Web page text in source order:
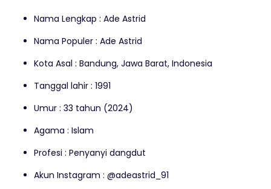
Nama Lengkap : Ade Astrid
Nama Populer : Ade Astrid
Kota Asal : Bandung, Jawa Barat, Indonesia
Tanggal lahir : 1991
Umur : 33 tahun (2024)
Agama : Islam
Profesi : Penyanyi dangdut
Akun Instagram : @adeastrid_91